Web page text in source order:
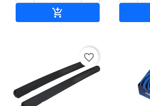

favorite_border